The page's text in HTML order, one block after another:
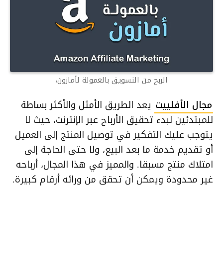
الربح من التسويق بالعمولة لأمازون،
مجال الأفلييت يعد الطريق الأمثل والأكثر بساطة
للمبتدئين لبدء تحقيق الأرباح عبر الإنترنت، حيث لا
يتوجب عليك التفكير في توصيل المنتج إلى العميل
أو تقديم خدمة ما بعد البيع، ولا حتى الحاجة إلى
امتلاك منتج مسبقا. والمميز في هذا المجال، أرباحه
غير محدودة ويمكن أن تحقق من ورائه أرقام كبيرة.